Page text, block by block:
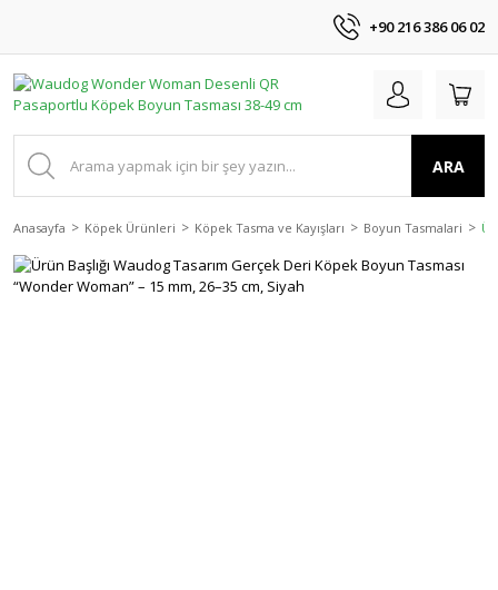
+90 216 386 06 02
ARA
Anasayfa Köpek Ürünleri Köpek Tasma ve Kayışları Boyun Tasmalari